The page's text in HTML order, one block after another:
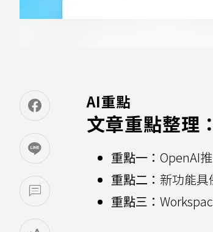
AI重點
文章重點整理：
重點一： OpenAI
重點二： 新功能具
重點三：